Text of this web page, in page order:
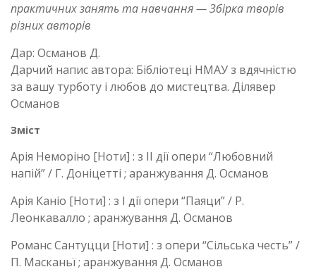
практичних занять та навчання — Збірка творів
різних авторів
Дар: Османов Д.
Дарчий напис автора: Бібліотеці НМАУ з вдячністю
за вашу турботу і любов до мистецтва. Ділявер
Османов
Зміст
Арія Неморіно [Ноти] : з ІІ дії опери “Любовний
напій” / Г. Доніцетті ; аранжування Д. Османов
Арія Каніо [Ноти] : з І дії опери “Паяци” / Р.
Леонкавалло ; аранжування Д. Османов
Романс Сантуцци [Ноти] : з опери “Сільська честь” /
П. Масканьї ; аранжування Д. Османов